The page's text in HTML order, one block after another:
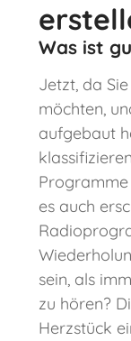
Was ist
Jetzt, da
möchten,
aufgebaut
es auch
sein, als
zu hören?
Herzstück